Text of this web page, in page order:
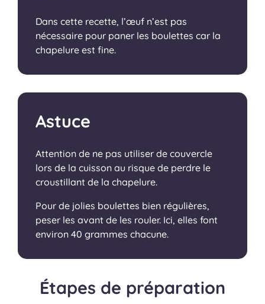
Dans cette recette, l’œuf n’est pas
nécessaire pour paner les boulettes car la
chapelure est fine.
Astuce
Attention de ne pas utiliser de couvercle
lors de la cuisson au risque de perdre le
croustillant de la chapelure.
Pour de jolies boulettes bien régulières,
peser les avant de les rouler. Ici, elles font
environ 40 grammes chacune.
Étapes de préparation